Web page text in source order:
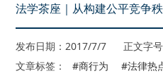
法学茶座｜从构建公平竞争
发布日期：2017/7/7 正文字号
文章标签： #商行为 #法律热